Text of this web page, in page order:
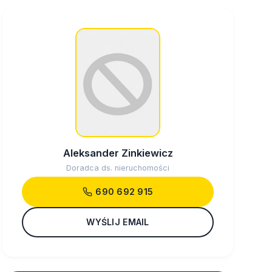
Aleksander Zinkiewicz
Doradca ds. nieruchomości
690 692 915
WYŚLIJ EMAIL